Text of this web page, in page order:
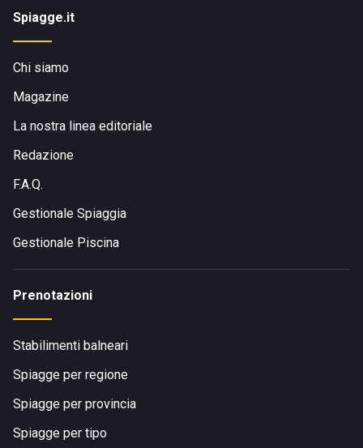
Spiagge.it
Chi siamo
Magazine
La nostra linea editoriale
Redazione
F.A.Q.
Gestionale Spiaggia
Gestionale Piscina
Prenotazioni
Stabilimenti balneari
Spiagge per regione
Spiagge per provincia
Spiagge per tipo